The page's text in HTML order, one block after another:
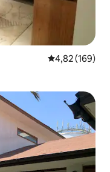
Средна
4,82 (169)